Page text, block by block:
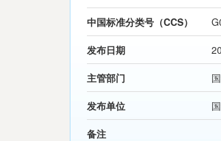
中国标准分类号（CCS）
发布日期
主管部门
发布单位
备注